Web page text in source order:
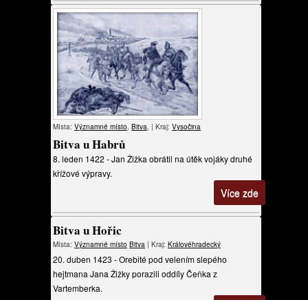
Místa: Významné místo, Bitva, | Kraj: Vysočina
Bitva u Habrů
8. leden 1422 - Jan Žižka obrátil na útěk vojáky druhé
křížové výpravy.
Více zde
Bitva u Hořic
Místa: Významné místo Bitva | Kraj: Královéhradecký
20. duben 1423 - Orebité pod velením slepého
hejtmana Jana Žižky porazili oddíly Čeňka z
Vartemberka.